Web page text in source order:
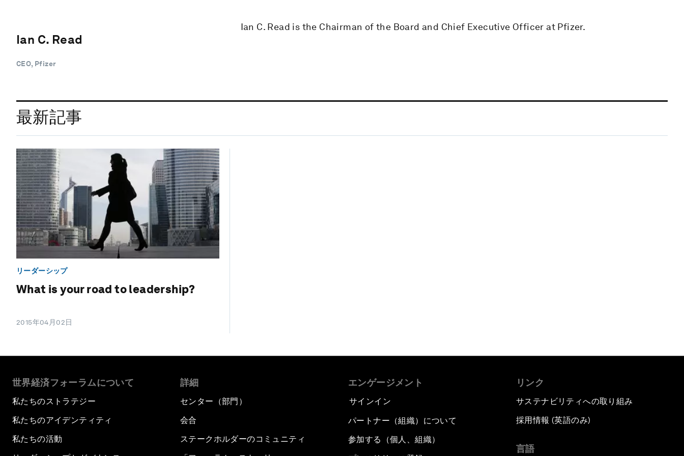
Ian C. Read
CEO, Pfizer
Ian C. Read is the Chairman of the Board and Chief Executive Officer at Pfizer.
最新記事
リーダーシップ
What is your road to leadership?
2015年04月02日
世界経済フォーラムについて
私たちのストラテジー
私たちのアイデンティティ
私たちの活動
詳細
センター（部門）
会合
ステークホルダーのコミュニティ
エンゲージメント
サインイン
パートナー（組織）について
参加する（個人、組織）
リンク
サステナビリティへの取り組み
採用情報 (英語のみ)
言語